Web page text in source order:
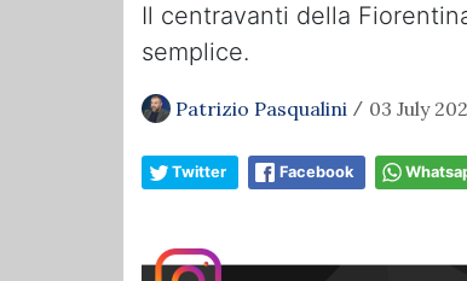
Il centravanti della
semplice.
Patrizio Pasqualini / 03 July
Twitter Facebook